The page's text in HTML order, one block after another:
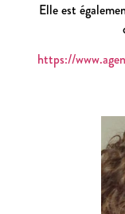
Elle est
https://